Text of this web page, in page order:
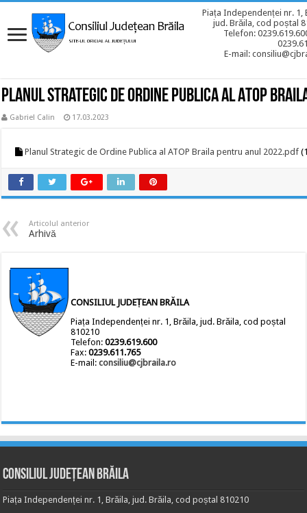
Piața Independenței nr. 1,
jud. Brăila, cod poștal
Telefon:
E-mail:
Planul Strategic de Ordine Publica al ATOP
Gabriel Calin 17.03.2023
Planul Strategic de Ordine Publica al ATOP Braila pentru anul 2022.pdf
Articolul anterior
Arhivă
CONSILIUL JUDEȚEAN BRĂILA
Piața Independenței nr. 1, Brăila, jud. Brăila, cod poștal
810210
Telefon:0239.619.600
Fax:0239.611.765
E-mail:consiliu@cjbraila.ro
Consiliul Județean Brăila
Piața Independenței nr. 1, Brăila, jud. Brăila, cod poștal 810210